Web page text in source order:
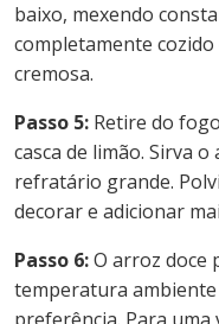
baixo, mexendo
completamente
cremosa.
Passo 5: Retire do
casca de limão. Sirva
refratário grande.
decorar e adicionar
Passo 6:O arroz doce
temperatura